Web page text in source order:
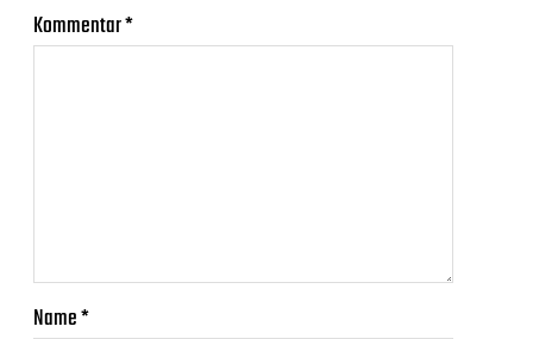
Kommentar*
Name*